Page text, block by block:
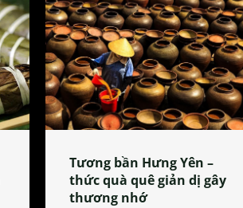
Tương bần Hưng Yên –
thức quà quê giản dị gây
thương nhớ